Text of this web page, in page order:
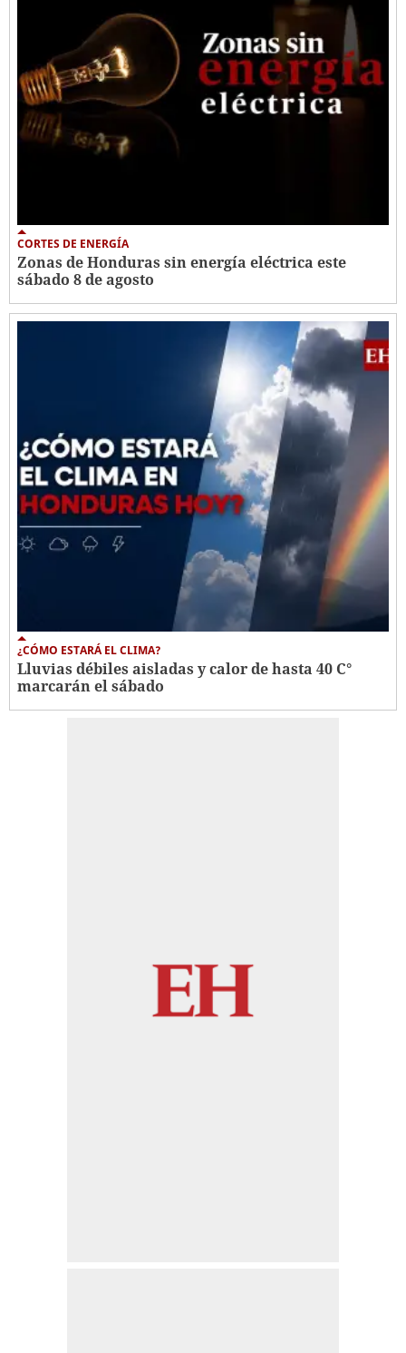
CORTES DE ENERGÍA
Zonas de Honduras sin energía eléctrica este
sábado 8 de agosto
¿CÓMO ESTARÁ EL CLIMA?
Lluvias débiles aisladas y calor de hasta 40 C°
marcarán el sábado